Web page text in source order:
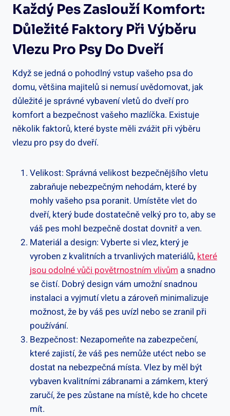
Každý Pes Zaslouží Komfort:
Důležité Faktory Při Výběru
Vlezu Pro Psy Do Dveří
Když se jedná o pohodlný vstup vašeho psa do
domu, většina majitelů si nemusí uvědomovat, jak
důležité je správné vybavení vletů do dveří pro
komfort a bezpečnost vašeho mazlíčka. Existuje
několik faktorů, které byste měli zvážit při výběru
vlezu pro psy do dveří.
Velikost: Správná velikost bezpečnějšího vletu
zabraňuje nebezpečným nehodám, které by
mohly vašeho psa poranit. Umístěte vlet do
dveří, který bude dostatečně velký pro to, aby se
váš pes mohl bezpečně dostat dovnitř a ven.
Materiál a design: Vyberte si vlez, který je
vyroben z kvalitních a trvanlivých materiálů, které
jsou odolné vůči povětrnostním vlivům a snadno
se čistí. Dobrý design vám umožní snadnou
instalaci a vyjmutí vletu a zároveň minimalizuje
možnost, že by váš pes uvízl nebo se zranil při
používání.
Bezpečnost: Nezapomeňte na zabezpečení,
které zajistí, že váš pes nemůže utéct nebo se
dostat na nebezpečná místa. Vlez by měl být
vybaven kvalitními zábranami a zámkem, který
zaručí, že pes zůstane na místě, kde ho chcete
mít.